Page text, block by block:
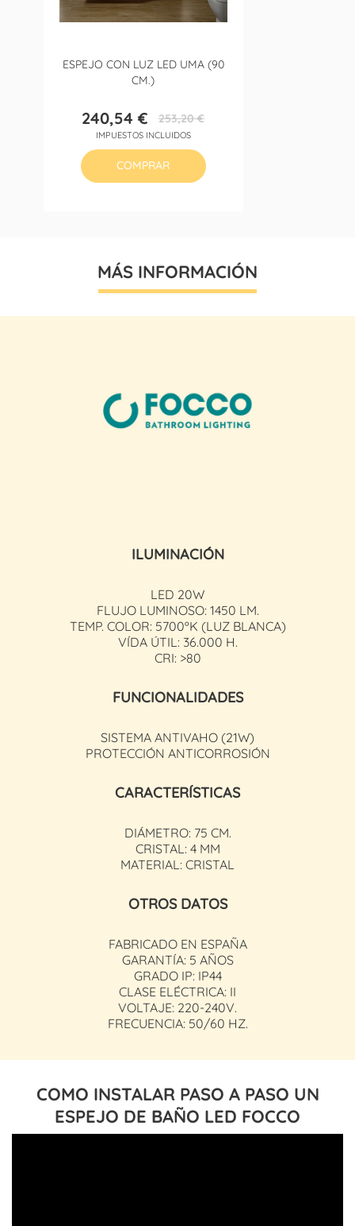
ESPEJO CON LUZ LED UMA (90
CM.)
Precio
240,54 €Precio
base
253,20 €
IMPUESTOS INCLUIDOS
COMPRAR
MÁS INFORMACIÓN
ILUMINACIÓN
LED 20W
FLUJO LUMINOSO: 1450 LM.
TEMP. COLOR: 5700ºK (LUZ BLANCA)
VÍDA ÚTIL: 36.000 H.
CRI: >80
FUNCIONALIDADES
SISTEMA ANTIVAHO (21W)
PROTECCIÓN ANTICORROSIÓN
CARACTERÍSTICAS
DIÁMETRO: 75 CM.
CRISTAL: 4 MM
MATERIAL: CRISTAL
OTROS DATOS
FABRICADO EN ESPAÑA
GARANTÍA: 5 AÑOS
GRADO IP: IP44
CLASE ELÉCTRICA: II
VOLTAJE: 220-240V.
FRECUENCIA: 50/60 HZ.
COMO INSTALAR PASO A PASO UN
ESPEJO DE BAÑO LED FOCCO